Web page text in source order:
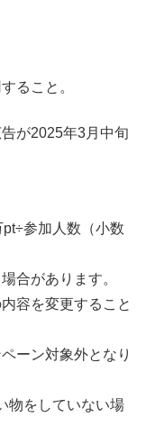
ること。
が2025年3月中旬
参加人数（小数
合があります。
容を変更すること
ーン対象外となり
物をしていない場